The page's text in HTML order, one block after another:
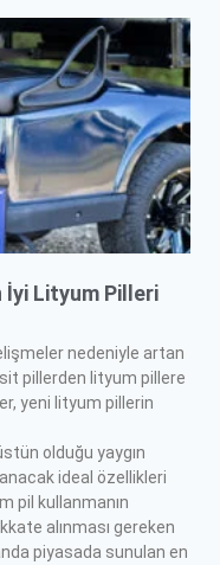
İyi Lityum Pilleri
nedeniyle artan
pillerden lityum pillere
yeni lityum pillerin
olduğu yaygın
ideal özellikleri
pil kullanmanın
alınması gereken
piyasada sunulan en